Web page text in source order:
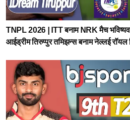
TNPL 2026 | ITT बनाम NRK मैच
आईड्रीम तिरुप्पुर तमिझन्स बनाम नेल्लई